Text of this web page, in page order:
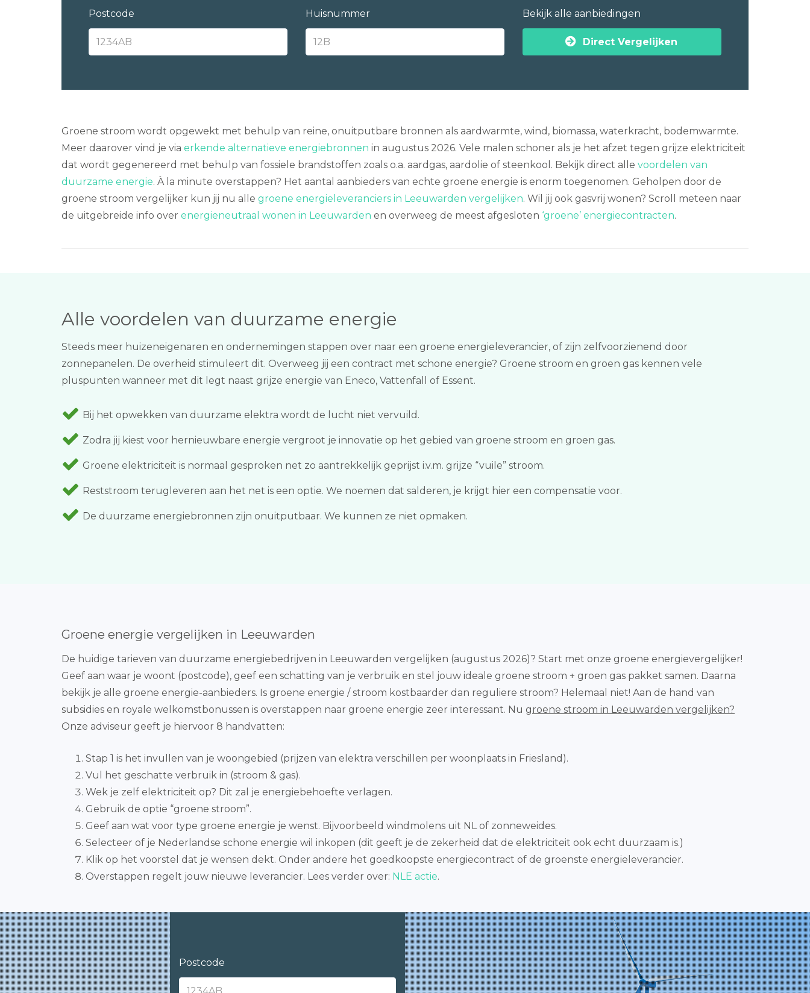
Postcode Huisnummer Bekijk alle aanbiedingen
Direct Vergelijken
Groene stroom wordt opgewekt met behulp van reine, onuitputbare bronnen als aardwarmte, wind, biomassa, waterkracht, bodemwarmte.
Meer daarover vind je via erkende alternatieve energiebronnen in augustus 2026. Vele malen schoner als je het afzet tegen grijze elektriciteit
dat wordt gegenereerd met behulp van fossiele brandstoffen zoals o.a. aardgas, aardolie of steenkool. Bekijk direct alle voordelen van
duurzame energie. À la minute overstappen? Het aantal aanbieders van echte groene energie is enorm toegenomen. Geholpen door de
groene stroom vergelijker kun jij nu alle groene energieleveranciers in Leeuwarden vergelijken. Wil jij ook gasvrij wonen? Scroll meteen naar
de uitgebreide info over energieneutraal wonen in Leeuwarden en overweeg de meest afgesloten ‘groene’ energiecontracten.
Alle voordelen van duurzame energie
Steeds meer huizeneigenaren en ondernemingen stappen over naar een groene energieleverancier, of zijn zelfvoorzienend door
zonnepanelen. De overheid stimuleert dit. Overweeg jij een contract met schone energie? Groene stroom en groen gas kennen vele
pluspunten wanneer met dit legt naast grijze energie van Eneco, Vattenfall of Essent.
Bij het opwekken van duurzame elektra wordt de lucht niet vervuild.
Zodra jij kiest voor hernieuwbare energie vergroot je innovatie op het gebied van groene stroom en groen gas.
Groene elektriciteit is normaal gesproken net zo aantrekkelijk geprijst i.v.m. grijze “vuile” stroom.
Reststroom terugleveren aan het net is een optie. We noemen dat salderen, je krijgt hier een compensatie voor.
De duurzame energiebronnen zijn onuitputbaar. We kunnen ze niet opmaken.
Groene energie vergelijken in Leeuwarden
De huidige tarieven van duurzame energiebedrijven in Leeuwarden vergelijken (augustus 2026)? Start met onze groene energievergelijker!
Geef aan waar je woont (postcode), geef een schatting van je verbruik en stel jouw ideale groene stroom + groen gas pakket samen. Daarna
bekijk je alle groene energie-aanbieders. Is groene energie / stroom kostbaarder dan reguliere stroom? Helemaal niet! Aan de hand van
subsidies en royale welkomstbonussen is overstappen naar groene energie zeer interessant. Nu groene stroom in Leeuwarden vergelijken?
Onze adviseur geeft je hiervoor 8 handvatten:
Stap 1 is het invullen van je woongebied (prijzen van elektra verschillen per woonplaats in Friesland).
Vul het geschatte verbruik in (stroom & gas).
Wek je zelf elektriciteit op? Dit zal je energiebehoefte verlagen.
Gebruik de optie “groene stroom”.
Geef aan wat voor type groene energie je wenst. Bijvoorbeeld windmolens uit NL of zonneweides.
Selecteer of je Nederlandse schone energie wil inkopen (dit geeft je de zekerheid dat de elektriciteit ook echt duurzaam is.)
Klik op het voorstel dat je wensen dekt. Onder andere het goedkoopste energiecontract of de groenste energieleverancier.
Overstappen regelt jouw nieuwe leverancier. Lees verder over: NLE actie.
Postcode